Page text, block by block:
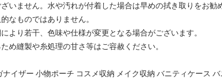
いません。水や汚れが付着した場合は早めの拭き取りをお勧
なものではありません。
より若干、色味や仕様が変更となる場合がございます。
め縫製や糸処理の甘さ等はご容赦ください。
イザー 小物ポーチ コスメ収納 メイク収納 バニティケース バ